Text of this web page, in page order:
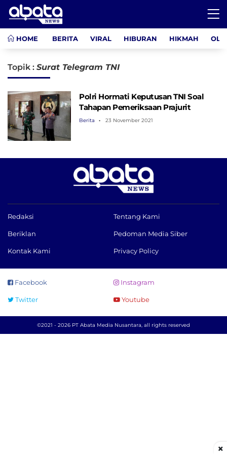
HOME BERITA VIRAL HIBURAN HIKMAH
Topik : Surat Telegram TNI
Polri Hormati Keputusan TNI Soal
Tahapan Pemeriksaan Prajurit
Berita 23 November 2021
Redaksi Tentang Kami
Beriklan Pedoman Media Siber
Kontak Kami Privacy Policy
Facebook Instagram
Twitter Youtube
©2021 - 2026 PT Abata Media Nusantara, all rights reserved
×